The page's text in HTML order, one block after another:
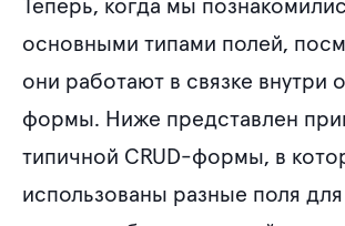
Теперь, когда мы
основными типами полей,
они работают в связке внутри
формы. Ниже представлен
типичной CRUD-формы, в
использованы разные поля